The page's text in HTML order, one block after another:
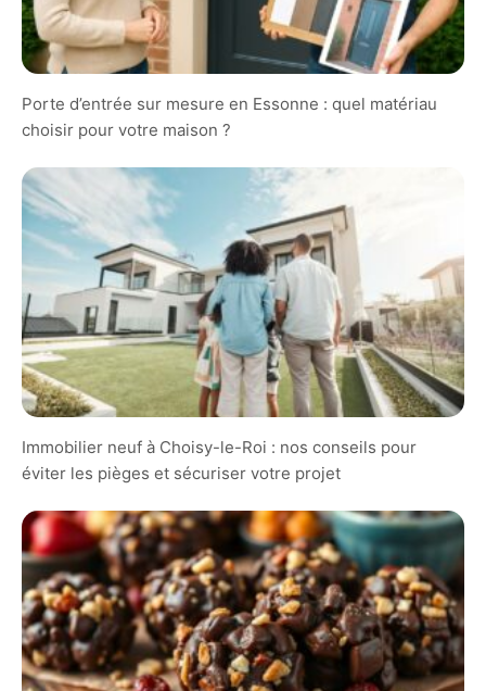
Porte d’entrée sur mesure en Essonne : quel matériau
choisir pour votre maison ?
Immobilier neuf à Choisy-le-Roi : nos conseils pour
éviter les pièges et sécuriser votre projet